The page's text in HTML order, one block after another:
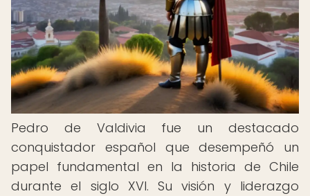
Pedro de Valdivia fue un destacado
conquistador español que desempeñó un
papel fundamental en la historia de Chile
durante el siglo XVI. Su visión y liderazgo